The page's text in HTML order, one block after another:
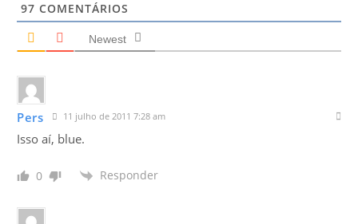
97 COMENTÁRIOS
Newest
Pers 11 julho de 2011 7:28 am
Isso aí, blue.
0 Responder